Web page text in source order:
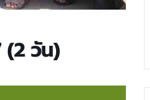
วัน)